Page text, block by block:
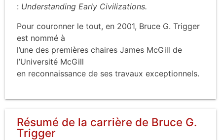
: Understanding Early Civilizations.
Pour couronner le tout, en 2001, Bruce G. Trigger
est nommé à
l’une des premières chaires James McGill de
l’Université McGill
en reconnaissance de ses travaux exceptionnels.
Résumé de la carrière de Bruce G.
Trigger